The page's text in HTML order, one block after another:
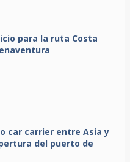
para la ruta Costa
car carrier entre Asia y
del puerto de